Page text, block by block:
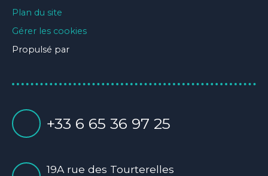
Plan du site
Gérer les cookies
Propulsé par
+33 6 65 36 97 25
19A rue des Tourterelles